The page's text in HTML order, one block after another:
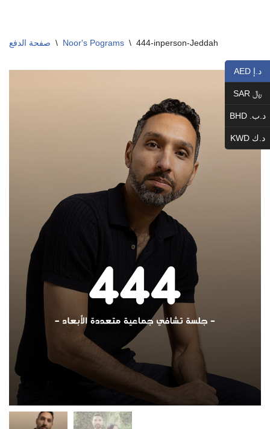
to
صفحة الدفع \ Noor's Pograms \ 444-inperson-Jeddah
AED د.إ
SAR ﷼
BHD .د.ب
KWD د.ك